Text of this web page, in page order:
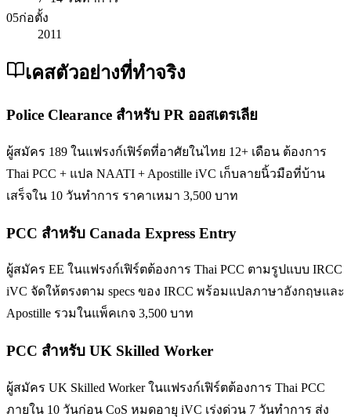
05ก่อตั้ง
2011
เคสตัวอย่างที่ทำจริง
Police Clearance สำหรับ PR ออสเตรเลีย
ผู้สมัคร 189 ในแฟรงก์เฟิร์ตที่อาศัยในไทย 12+ เดือน ต้องการ
Thai PCC + แปล NAATI + Apostille iVC เก็บลายนิ้วมือที่บ้าน
เสร็จใน 10 วันทำการ ราคาเหมา 3,500 บาท
PCC สำหรับ Canada Express Entry
ผู้สมัคร EE ในแฟรงก์เฟิร์ตต้องการ Thai PCC ตามรูปแบบ IRCC
iVC จัดให้ตรงตาม specs ของ IRCC พร้อมแปลภาษาอังกฤษและ
Apostille รวมในแพ็คเกจ 3,500 บาท
PCC สำหรับ UK Skilled Worker
ผู้สมัคร UK Skilled Worker ในแฟรงก์เฟิร์ตต้องการ Thai PCC
ภายใน 10 วันก่อน CoS หมดอายุ iVC เร่งด่วน 7 วันทำการ ส่ง